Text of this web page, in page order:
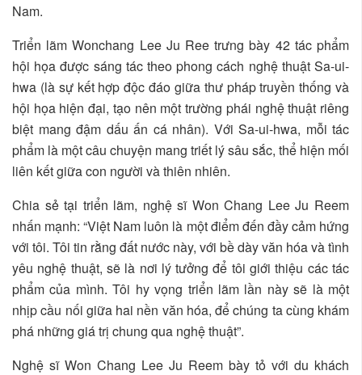
Nam.
Triển lãm Wonchang Lee Ju Ree trưng bày 42 tác phẩm
hội họa được sáng tác theo phong cách nghệ thuật Sa-ui-
hwa (là sự kết hợp độc đáo giữa thư pháp truyền thống và
hội họa hiện đại, tạo nên một trường phái nghệ thuật riêng
biệt mang đậm dấu ấn cá nhân). Với Sa-ui-hwa, mỗi tác
phẩm là một câu chuyện mang triết lý sâu sắc, thể hiện mối
liên kết giữa con người và thiên nhiên.
Chia sẻ tại triển lãm, nghệ sĩ Won Chang Lee Ju Reem
nhấn mạnh: “Việt Nam luôn là một điểm đến đầy cảm hứng
với tôi. Tôi tin rằng đất nước này, với bề dày văn hóa và tình
yêu nghệ thuật, sẽ là nơi lý tưởng để tôi giới thiệu các tác
phẩm của mình. Tôi hy vọng triển lãm lần này sẽ là một
nhịp cầu nối giữa hai nền văn hóa, để chúng ta cùng khám
phá những giá trị chung qua nghệ thuật”.
Nghệ sĩ Won Chang Lee Ju Reem bày tỏ với du khách